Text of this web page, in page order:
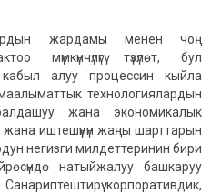
жардамы менен чоң
мүмкүнчүлүгү түзүлөт, бул
алуу процессин кыйла
технологиялардын
жана экономикалык
жана иштешүүнүн жаңы шарттарын
негизги милдеттеринин бири
натыйжалуу башкаруу
Санариптештирүү корпоративдик,